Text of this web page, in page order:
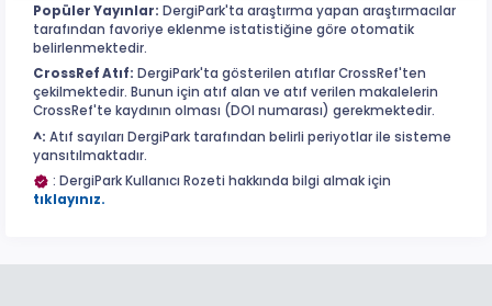
Popüler Yayınlar: DergiPark'ta araştırma yapan araştırmacılar
tarafından favoriye eklenme istatistiğine göre otomatik
belirlenmektedir.
CrossRef Atıf: DergiPark'ta gösterilen atıflar CrossRef'ten
çekilmektedir. Bunun için atıf alan ve atıf verilen makalelerin
CrossRef'te kaydının olması (DOI numarası) gerekmektedir.
^: Atıf sayıları DergiPark tarafından belirli periyotlar ile sisteme
yansıtılmaktadır.
: DergiPark Kullanıcı Rozeti hakkında bilgi almak için
tıklayınız.